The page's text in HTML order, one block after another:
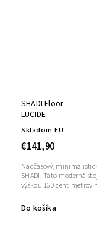
SHADI Floor
LUCIDE
Skladom EU
€141,90
Do košíka
Nadčasový,
SHADI. Táto moderná
výškou 160 centimetrov